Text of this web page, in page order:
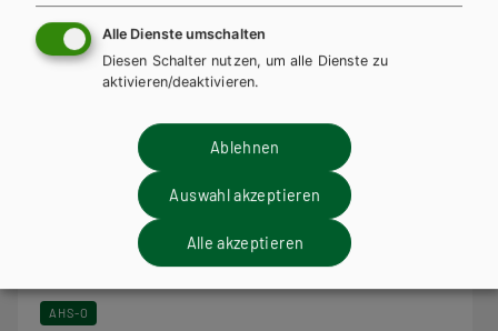
AHS-O
Alle Dienste umschalten
Diesen Schalter nutzen, um alle Dienste zu
aktivieren/deaktivieren.
Ablehnen
Auswahl akzeptieren
Alle akzeptieren